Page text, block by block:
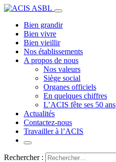
Bien grandir
Bien vivre
Bien vieillir
Nos établissements
A propos de nous
Nos valeurs
Siège social
Organes officiels
En quelques chiffres
L’ACIS fête ses 50 ans
Actualités
Contactez-nous
Travailler à l’ACIS
Rechercher :